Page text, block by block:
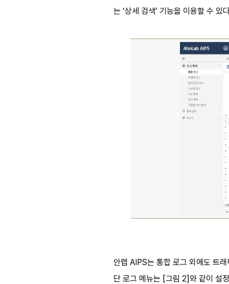
는 ‘상세 검색’ 기능을 이용할 수
안랩 AIPS는 통합 로그 외에도 트
단 로그 메뉴는 [그림 2]와 같이 설